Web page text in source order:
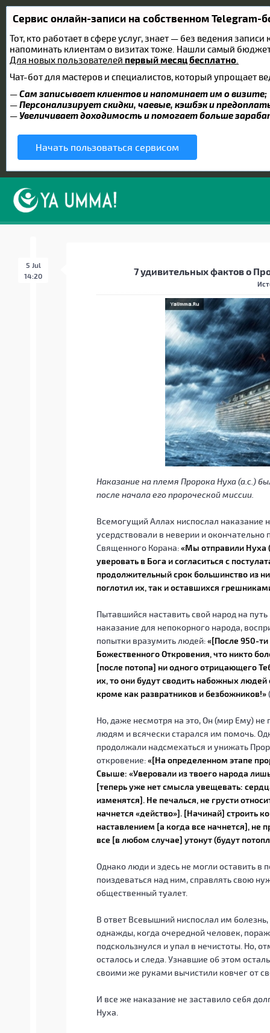
Сервис онлайн-записи на собственном Telegram-
Тот, кто работает в сфере услуг, знает — без ведения
напоминать клиентам о визитах тоже. Нашли самый
Для новых пользователей первый месяц бесплатно
Чат-бот для мастеров и специалистов, который упрощает
—Сам записывает клиентов и напоминает им о визите;
—Персонализирует скидки, чаевые, кэшбэк и
— Увеличивает доходимость и помогает больше
Начать пользоваться сервисом
5 Jul
14:20
7 удивительных фактов о
Наказание на племя Пророка Нуха (а.с.)
после начала его пророческой миссии.
Всемогущий Аллах ниспослал наказание
усердствовали в неверии и окончательно
Священного Корана:«Мы отправили Нуха
уверовать в Бога и согласиться с
продолжительный срок большинство из
поглотил их, так и оставшихся
Пытавшийся наставить свой народ на
наказание для непокорного народа,
попытки вразумить людей:«[После 950-
Божественного Откровения, что никто
[после потопа] ни одного отрицающего
их, то они будут сводить набожных людей
кроме как развратников и безбожников!»
Но, даже несмотря на это, Он (мир Ему) не
людям и всячески старался им помочь.
продолжали надсмехаться и унижать
откровение:«[На определенном этапе
Свыше: «Уверовали из твоего народа
[теперь уже нет смысла увещевать:
изменятся]. Не печалься, не грусти
начнется «действо»]. [Начинай]
наставлением [а когда все начнется], не
все [в любом случае] утонут (будут
Однако люди и здесь не могли оставить
поиздеваться над ним, справлять свою
общественный туалет.
В ответ Всевышний ниспослал им
однажды, когда очередной человек,
подскользнулся и упал в нечистоты. Но,
осталось и следа. Узнавшие об этом
своими же руками вычистили ковчег от
И все же наказание не заставило себя
Нуха.